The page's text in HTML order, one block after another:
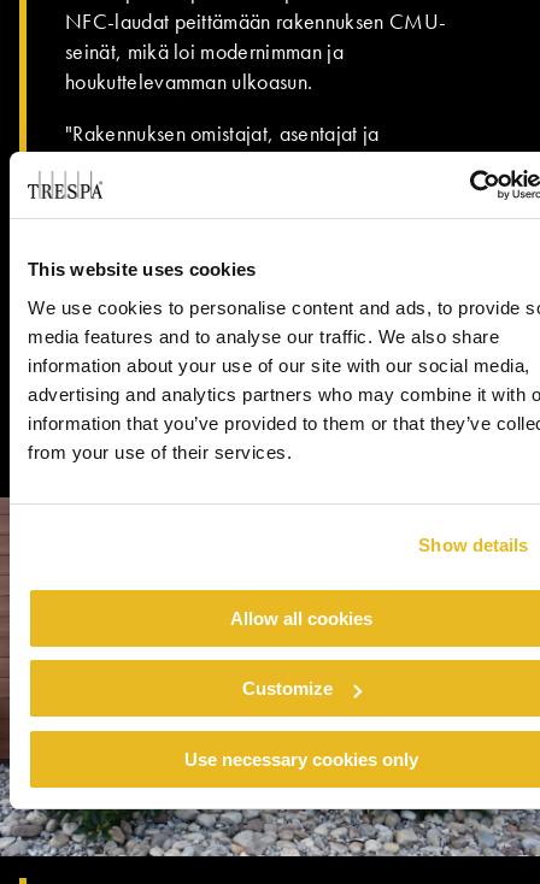
This website uses cookies
We use cookies to personalise content and ads, to provide
media features and to analyse our traffic. We also share
information about your use of our site with our social media,
advertising and analytics partners who may combine it with
information that you’ve provided to them or that they’ve
from your use of their services.
Show details
Allow all cookies
Customize
Use necessary cookies only
NFC-laudat peittämään rakennuksen CMU-
seinät, mikä loi modernimman ja
houkuttelevamman ulkoasun.
"Rakennuksen omistajat, asentajat ja
tuotteeseen," totesi Bartone. "Vuokralaisten
asiakkaat ovat kommentoineet useaan
ovatkin tiedustelleet valmistajaa."